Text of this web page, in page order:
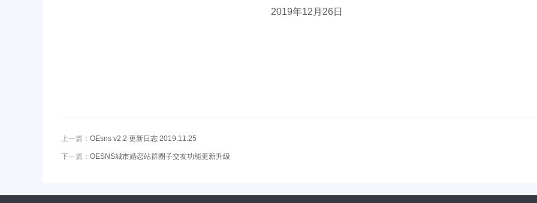
2019年12月26日
上一篇： OEsns v2.2 更新日志 2019.11.25
下一篇： OESNS城市婚恋站群圈子交友功能更新升级